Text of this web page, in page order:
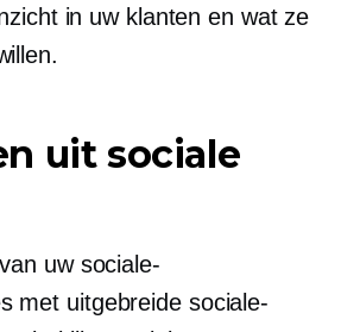
in uw klanten en wat ze
uit sociale
uw sociale-
met uitgebreide sociale-